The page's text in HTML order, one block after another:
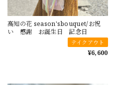
高知の花 season'sbouquet/お祝
い 感謝 お誕生日 記念日
テイクアウト
¥6,600